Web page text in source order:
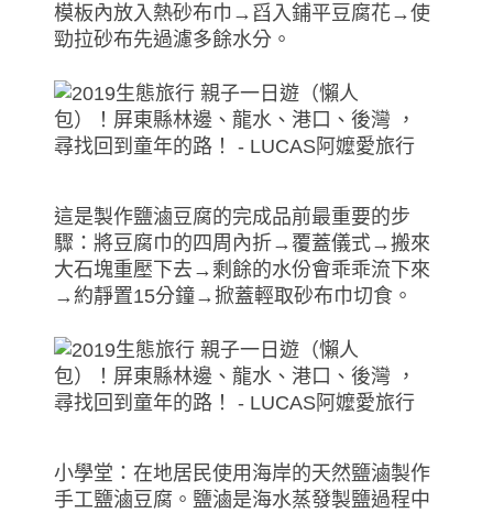
模板內放入熱砂布巾→舀入鋪平豆腐花→使
勁拉砂布先過濾多餘水分。
這是製作鹽滷豆腐的完成品前最重要的步
驟：將豆腐巾的四周內折→覆蓋儀式→搬來
大石塊重壓下去→剩餘的水份會乖乖流下來
→約靜置15分鐘→掀蓋輕取砂布巾切食。
小學堂：在地居民使用海岸的天然鹽滷製作
手工鹽滷豆腐。鹽滷是海水蒸發製鹽過程中